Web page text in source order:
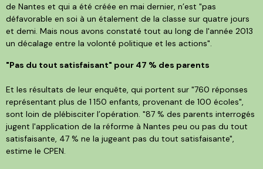
de Nantes et qui a été créée en mai dernier, n’est "pas
défavorable en soi à un étalement de la classe sur quatre jours
et demi. Mais nous avons constaté tout au long de l'année 2013
un décalage entre la volonté politique et les actions".
"Pas du tout satisfaisant" pour 47 % des parents
Et les résultats de leur enquête, qui portent sur "760 réponses
représentant plus de 1 150 enfants, provenant de 100 écoles",
sont loin de plébisciter l’opération. "87 % des parents interrogés
jugent l'application de la réforme à Nantes peu ou pas du tout
satisfaisante, 47 % ne la jugeant pas du tout satisfaisante",
estime le CPEN.